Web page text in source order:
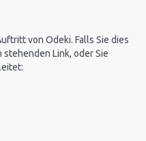
von Odeki. Falls Sie dies
Link, oder Sie